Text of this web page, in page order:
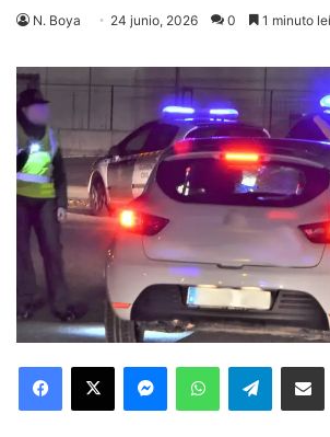
N. Boya 24 junio, 2026 0 1 minuto
Facebook
X MessengerWhatsAppTelegram